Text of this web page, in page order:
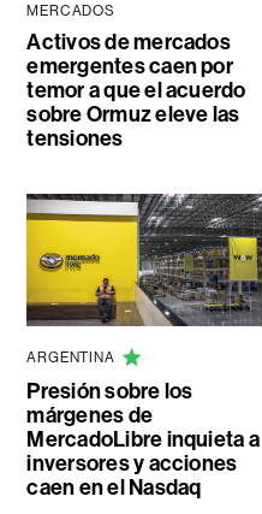
MERCADOS
Activos de mercados
emergentes caen por
temor a que el acuerdo
sobre Ormuz eleve las
tensiones
ARGENTINA
Presión sobre los
márgenes de
MercadoLibre inquieta a
inversores y acciones
caen en el Nasdaq